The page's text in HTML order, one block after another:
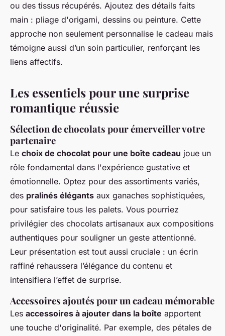
ou des tissus récupérés. Ajoutez des détails faits
main : pliage d'origami, dessins ou peinture. Cette
approche non seulement personnalise le cadeau mais
témoigne aussi d’un soin particulier, renforçant les
liens affectifs.
Les essentiels pour une surprise
romantique réussie
Sélection de chocolats pour émerveiller votre
partenaire
Le choix de chocolat pour une boîte cadeau joue un
rôle fondamental dans l'expérience gustative et
émotionnelle. Optez pour des assortiments variés,
des pralinés élégants aux ganaches sophistiquées,
pour satisfaire tous les palets. Vous pourriez
privilégier des chocolats artisanaux aux compositions
authentiques pour souligner un geste attentionné.
Leur présentation est tout aussi cruciale : un écrin
raffiné rehaussera l’élégance du contenu et
intensifiera l’effet de surprise.
Accessoires ajoutés pour un cadeau mémorable
Les accessoires à ajouter dans la boîte apportent
une touche d'originalité. Par exemple, des pétales de